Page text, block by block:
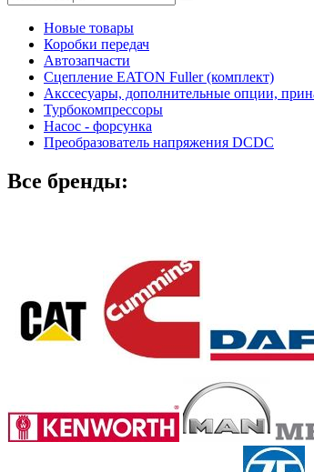
Новые товары
Коробки передач
Автозапчасти
Сцепление EATON Fuller (комплект)
Акссесуары, дополнительные опции,
Турбокомпрессоры
Насос - форсунка
Преобразователь напряжения DCDC
Все бренды: